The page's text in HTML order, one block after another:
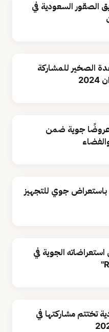
الصقور السعودية في
الصخير للمشاركة
عروضًا جوية ضمن
باستعراض جوي للتجهيز
الجوية في
تختتم مشاركتها في